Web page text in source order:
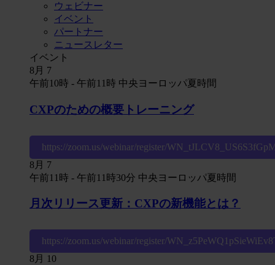
ウェビナー
イベント
パートナー
ニュースレター
イベント
8月 7
午前10時 - 午前11時 中央ヨーロッパ夏時間
CXPのための概要トレーニング
https://zoom.us/webinar/register/
8月 7
午前11時 - 午前11時30分 中央ヨーロッパ夏時間
月次リリース更新：CXPの新機能とは？
https://zoom.us/webinar/register/
8月
10